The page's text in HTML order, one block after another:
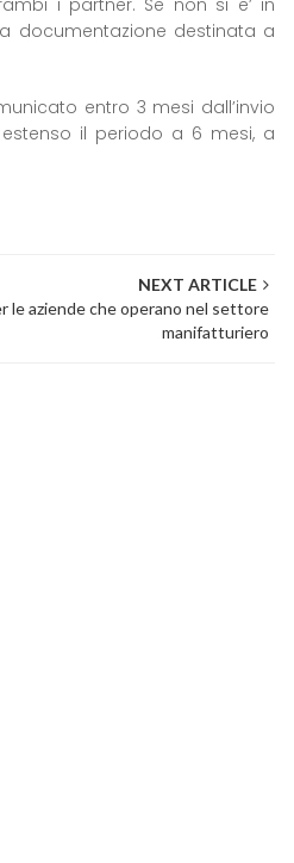
i partner. Se non si e’ in
documentazione destinata a
entro 3 mesi dall’invio
il periodo a 6 mesi, a
NEXT ARTICLE
le aziende che operano nel settore
manifatturiero